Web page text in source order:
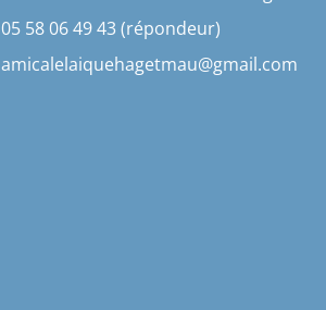
05 58 06 49 43 (répondeur)
amicalelaiquehagetmau@gmail.com